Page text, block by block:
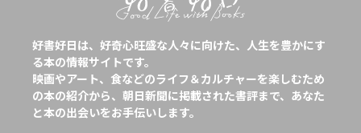
好書好日は、好奇心旺盛な人々に向けた、人生を豊かにす
る本の情報サイトです。
映画やアート、食などのライフ＆カルチャーを楽しむため
の本の紹介から、朝日新聞に掲載された書評まで、あなた
と本の出会いをお手伝いします。